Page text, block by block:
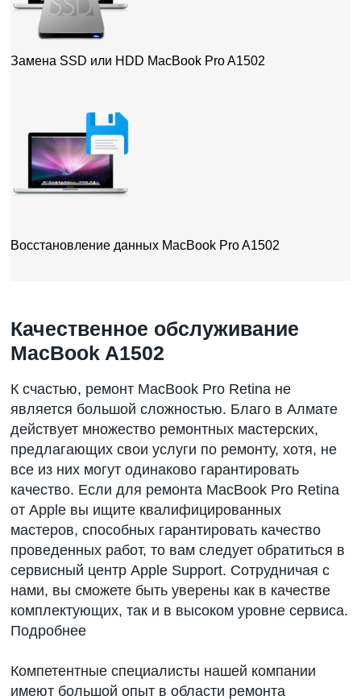
Замена SSD или HDD MacBook Pro A1502
Восстановление данных MacBook Pro A1502
Качественное обслуживание
MacBook A1502
К счастью, ремонт MacBook Pro Retina не
является большой сложностью. Благо в Алмате
действует множество ремонтных мастерских,
предлагающих свои услуги по ремонту, хотя, не
все из них могут одинаково гарантировать
качество. Если для ремонта MacBook Pro Retina
от Apple вы ищите квалифицированных
мастеров, способных гарантировать качество
проведенных работ, то вам следует обратиться в
сервисный центр Apple Support. Сотрудничая с
нами, вы сможете быть уверены как в качестве
комплектующих, так и в высоком уровне сервиса.
Подробнее
Компетентные специалисты нашей компании
имеют большой опыт в области ремонта